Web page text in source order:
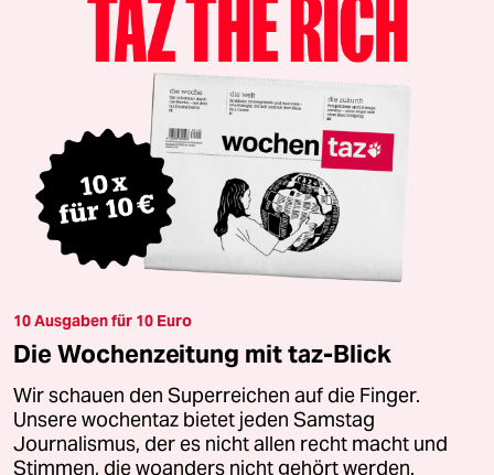
10 Ausgaben für 10 Euro
Die Wochenzeitung mit taz-Blick
Wir schauen den Superreichen auf die Finger.
Unsere wochentaz bietet jeden Samstag
Journalismus, der es nicht allen recht macht und
Stimmen, die woanders nicht gehört werden.